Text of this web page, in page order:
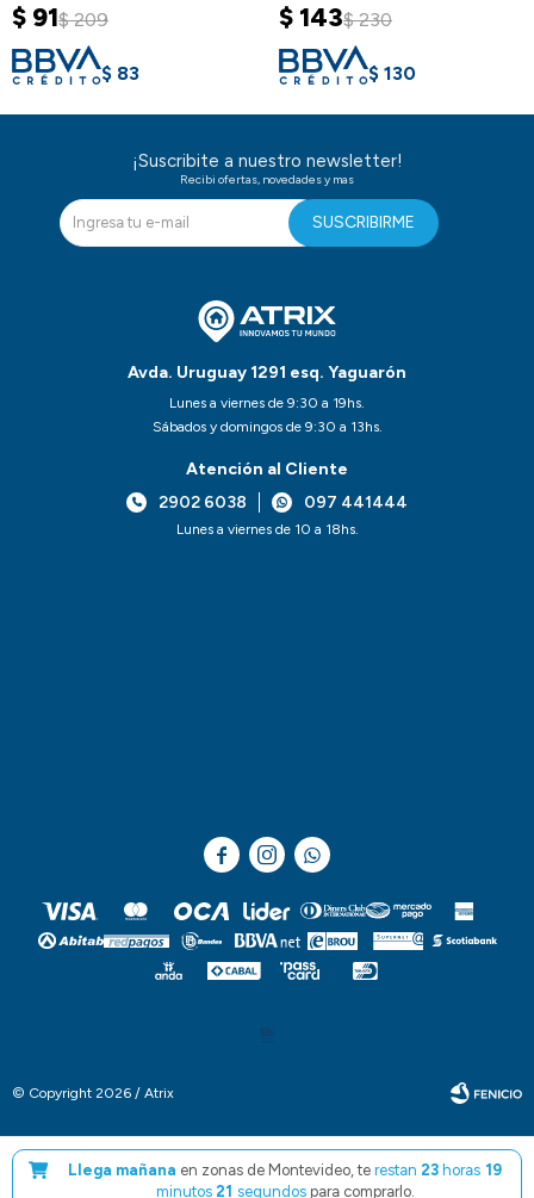
Llega mañana en zonas de Montevideo, te restan 23 horas 19
minutos 20 segundos para comprarlo.
$ 91$ 209
$ 83
$ 143$ 230
$ 130
Avda. Uruguay 1291 esq. Yaguarón
Lunes a viernes de 9:30 a 19hs.
Sábados y domingos de 9:30 a 13hs.
Atención al Cliente
2902 6038
097 441444
Lunes a viernes de 10 a 18hs.
¡Suscribite a nuestro newsletter!
Recibi ofertas, novedades y mas
SUSCRIBIRME
  
© Copyright 2026 / Atrix